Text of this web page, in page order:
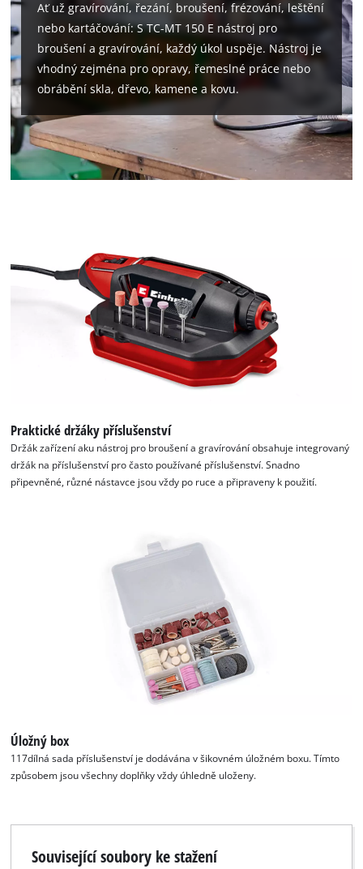
K načtení služby Google Maps
potřebujeme váš souhlas!
This content is not permitted to load due
Powered byUsercentrics Consent
Management Platform
Ať už gravírování, řezání, broušení, frézování, leštění
nebo kartáčování: S TC-MT 150 E nástroj pro
broušení a gravírování, každý úkol uspěje. Nástroj je
vhodný zejména pro opravy, řemeslné práce nebo
obrábění skla, dřevo, kamene a kovu.
Praktické držáky příslušenství
Držák zařízení aku nástroj pro broušení a gravírování obsahuje integrovaný
držák na příslušenství pro často používané příslušenství. Snadno
připevněné, různé nástavce jsou vždy po ruce a připraveny k použití.
Úložný box
117dílná sada příslušenství je dodávána v šikovném úložném boxu. Tímto
způsobem jsou všechny doplňky vždy úhledně uloženy.
Související soubory ke stažení